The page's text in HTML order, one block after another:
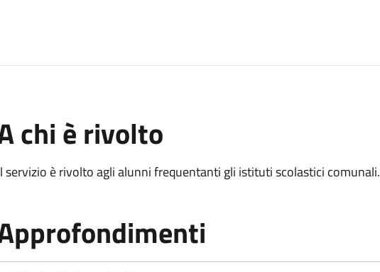
chi è rivolto
servizio è rivolto agli alunni frequentanti gli istituti scolastici comunali.